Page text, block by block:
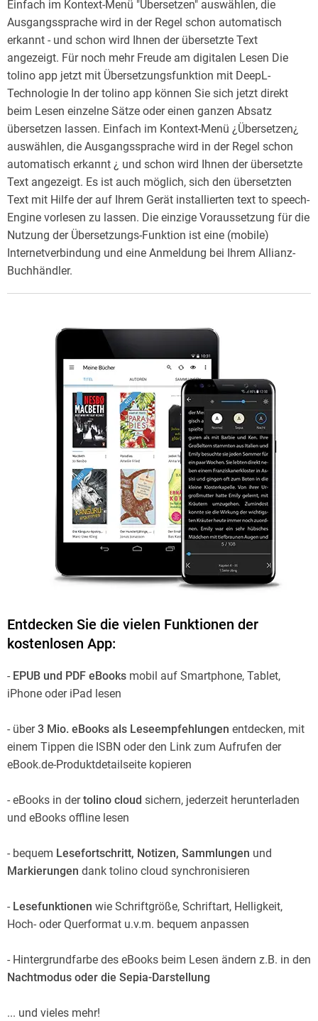
Einfach im Kontext-Menü "Übersetzen" auswählen, die
Ausgangssprache wird in der Regel schon automatisch
erkannt - und schon wird Ihnen der übersetzte Text
angezeigt. Für noch mehr Freude am digitalen Lesen Die
tolino app jetzt mit Übersetzungsfunktion mit DeepL-
Technologie In der tolino app können Sie sich jetzt direkt
beim Lesen einzelne Sätze oder einen ganzen Absatz
übersetzen lassen. Einfach im Kontext-Menü ¿Übersetzen¿
auswählen, die Ausgangssprache wird in der Regel schon
automatisch erkannt ¿ und schon wird Ihnen der übersetzte
Text angezeigt. Es ist auch möglich, sich den übersetzten
Text mit Hilfe der auf Ihrem Gerät installierten text to speech-
Engine vorlesen zu lassen. Die einzige Voraussetzung für die
Nutzung der Übersetzungs-Funktion ist eine (mobile)
Internetverbindung und eine Anmeldung bei Ihrem Allianz-
Buchhändler.
Entdecken Sie die vielen Funktionen der
kostenlosen App:
- EPUB und PDF eBooksmobil auf Smartphone, Tablet,
iPhone oder iPad lesen
- über3 Mio. eBooks als Leseempfehlungen entdecken, mit
einem Tippen die ISBN oder den Link zum Aufrufen der
eBook.de-Produktdetailseite kopieren
- eBooks in dertolino cloud sichern, jederzeit herunterladen
und eBooks offline lesen
- bequem Lesefortschritt, Notizen, Sammlungen und
Markierungen dank tolino cloud synchronisieren
- Lesefunktionen wie Schriftgröße, Schriftart, Helligkeit,
Hoch- oder Querformat u.v.m. bequem anpassen
- Hintergrundfarbe des eBooks beim Lesen ändern z.B. in den
Nachtmodus oder die Sepia-Darstellung
... und vieles mehr!